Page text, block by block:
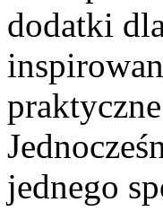
dodatki
jednego